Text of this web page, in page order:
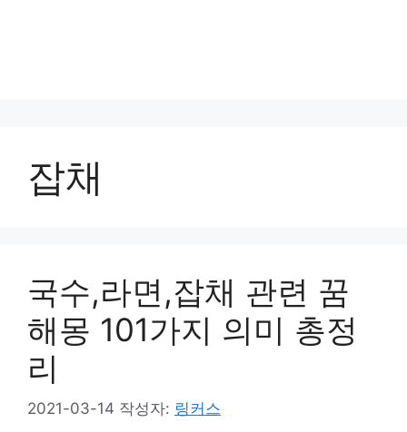
잡채
국수,라면,잡채 관련 꿈
해몽 101가지 의미 총정
리
2021-03-14 작성자: 링커스